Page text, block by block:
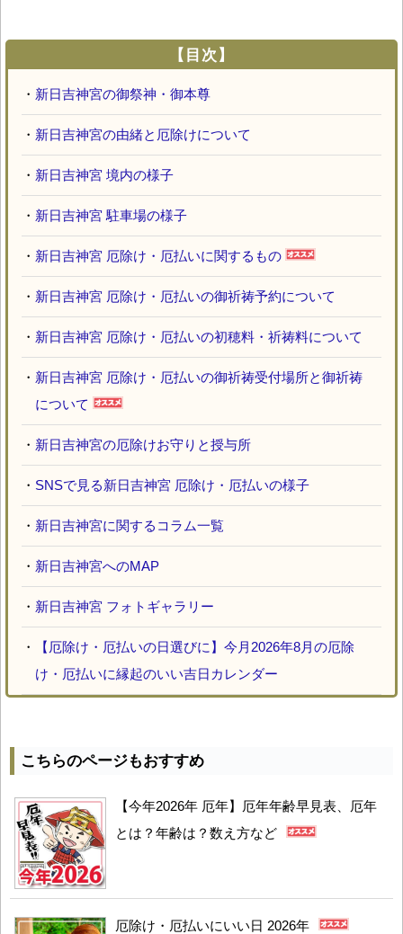
【目次】
・ 新日吉神宮の御祭神・御本尊
・ 新日吉神宮の由緒と厄除けについて
・ 新日吉神宮 境内の様子
・ 新日吉神宮 駐車場の様子
・ 新日吉神宮 厄除け・厄払いに関するもの
・ 新日吉神宮 厄除け・厄払いの御祈祷予約について
・ 新日吉神宮 厄除け・厄払いの初穂料・祈祷料について
・ 新日吉神宮 厄除け・厄払いの御祈祷受付場所と御祈祷
について
・ 新日吉神宮の厄除けお守りと授与所
・ SNSで見る新日吉神宮 厄除け・厄払いの様子
・ 新日吉神宮に関するコラム一覧
・ 新日吉神宮へのMAP
・ 新日吉神宮 フォトギャラリー
・
【厄除け・厄払いの日選びに】今月2026年8月の厄除
け・厄払いに縁起のいい吉日カレンダー
こちらのページもおすすめ
【今年2026年 厄年】厄年年齢早見表、厄年
とは？年齢は？数え方など
厄除け・厄払いにいい日 2026年